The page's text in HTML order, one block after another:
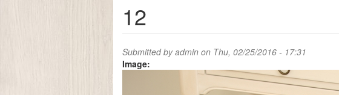
12
Submitted byadmin on Thu, 02/25/2016 - 17:31
Image: